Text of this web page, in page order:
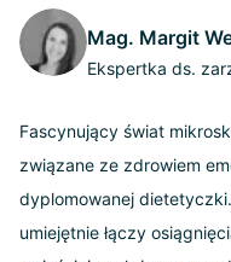
Mag. Margit
Ekspertka ds.
Fascynujący świat
związane ze zdrowiem
dyplomowanej
umiejętnie łączy